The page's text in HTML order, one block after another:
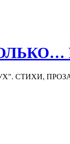
СТИХИ,